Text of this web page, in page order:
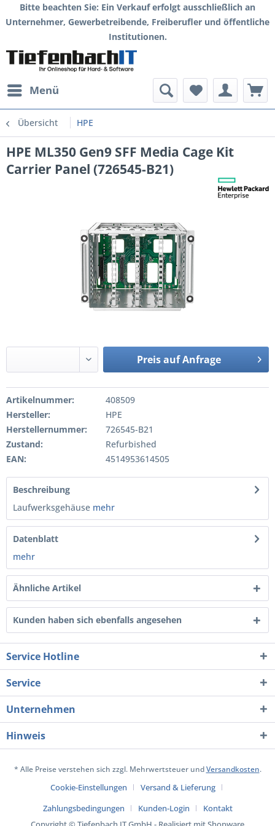
Bitte beachten Sie: Ein Verkauf erfolgt ausschließlich an
Unternehmer, Gewerbetreibende, Freiberufler und öffentliche
Institutionen.
Menü
Übersicht HPE
HPE ML350 Gen9 SFF Media Cage Kit
Carrier Panel (726545-B21)
Preis auf Anfrage
Artikelnummer:
408509
Hersteller:
HPE
Herstellernummer:
726545-B21
Zustand:
Refurbished
EAN:
4514953614505
Beschreibung
Laufwerksgehäuse mehr
Datenblatt
mehr
Ähnliche Artikel
Kunden haben sich ebenfalls angesehen
Service Hotline
Service
Unternehmen
Hinweis
* Alle Preise verstehen sich zzgl. Mehrwertsteuer undVersandkosten.
Cookie-Einstellungen
Versand & Lieferung
Zahlungsbedingungen
Kunden-Login
Kontakt